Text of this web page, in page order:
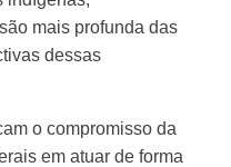
mais profunda das
dessas
o compromisso da
em atuar de forma